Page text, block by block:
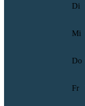
Di
Mi
Do
Fr